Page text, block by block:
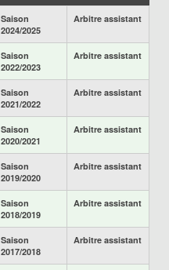
Saison
2024/2025
Arbitre assistant
Saison
2022/2023
Arbitre assistant
Saison
2021/2022
Arbitre assistant
Saison
2020/2021
Arbitre assistant
Saison
2019/2020
Arbitre assistant
Saison
2018/2019
Arbitre assistant
Saison
2017/2018
Arbitre assistant